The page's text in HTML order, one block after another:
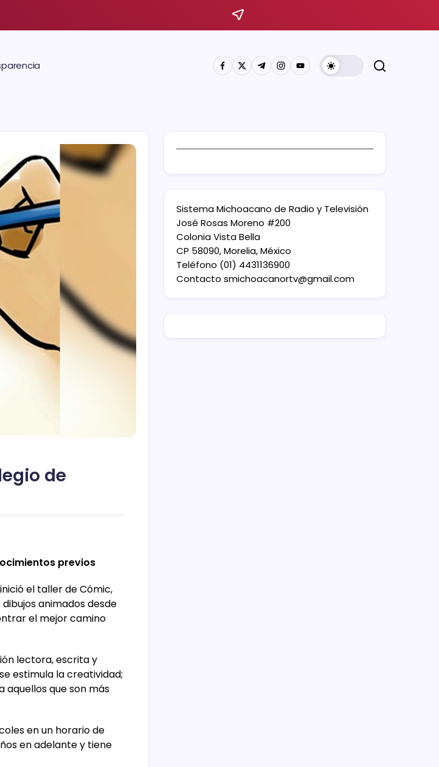
de
previos
el taller de Cómic,
animados desde
el mejor camino
lectora, escrita y
estimula la creatividad;
que son más
en un horario de
en adelante y tiene
Sistema Michoacano de Radio y Televisión
José Rosas Moreno #200
Colonia Vista Bella
CP 58090, Morelia, México
Teléfono (01) 4431136900
Contacto smichoacanortv@gmail.com